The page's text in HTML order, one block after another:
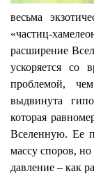
весьма
«частиц-
расширение
ускоряется со
проблемой,
выдвинута
которая
Вселенную. Ее
массу споров, но
давление – как